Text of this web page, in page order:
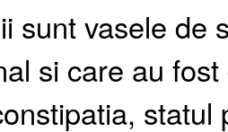
sunt vasele de
si care au